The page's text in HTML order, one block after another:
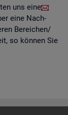
uns eine
eine Nach­
Be­rei­chen/
so kön­nen Sie